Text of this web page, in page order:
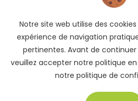
Souscrivez pour recevoir les
Notre site web utilise des
expérience de navigation
pertinentes. Avant de
veuillez accepter notre politique
notre politique de